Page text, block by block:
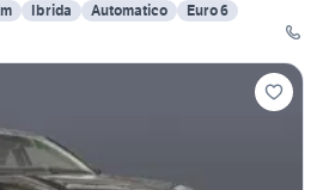
Ibrida Automatico
Euro 6